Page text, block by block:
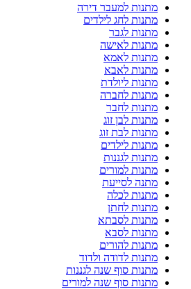
מתנות למעבר דירה
מתנות לחג לילדים
מתנות לגבר
מתנות לאישה
מתנות לאמא
מתנות לאבא
מתנות ליולדת
מתנות לחברה
מתנות לחבר
מתנות לבן זוג
מתנות לבת זוג
מתנות לילדים
מתנות לגננות
מתנות למורים
מתנה לסייעת
מתנות לכלה
מתנות לחתן
מתנות לסבתא
מתנות לסבא
מתנות להורים
מתנות לדודה ולדוד
מתנות סוף שנה לגננות
מתנות סוף שנה למורים